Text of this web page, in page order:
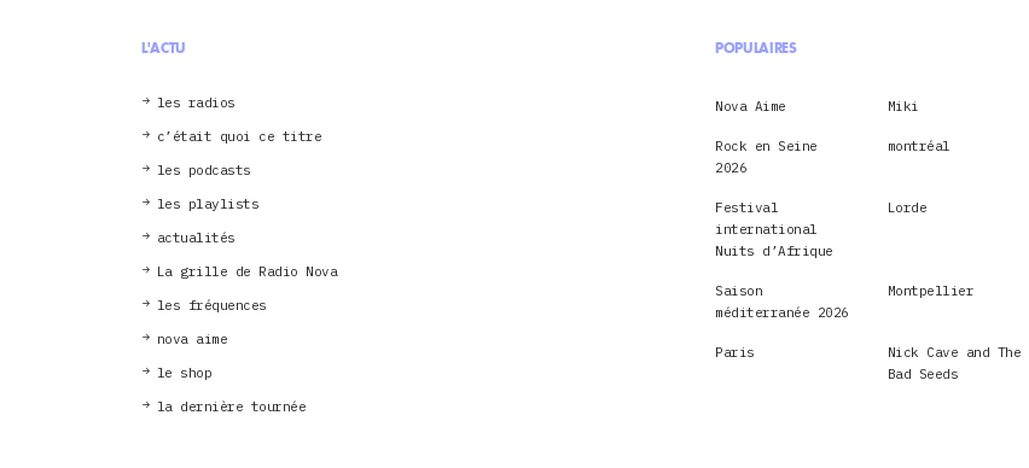
L'ACTU
les radios
c’était quoi ce titre
les podcasts
les playlists
actualités
La grille de Radio Nova
les fréquences
nova aime
le shop
la dernière tournée
POPULAIRES
Nova Aime Miki
Rock en Seine
2026
montréal
Festival
international
Nuits d’Afrique
Lorde
Saison
méditerranée 2026
Montpellier
Paris
Nick Cave and The
Bad Seeds